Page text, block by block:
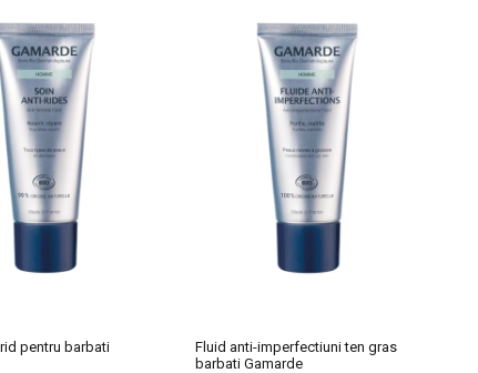
pentru barbati
Fluid anti-imperfectiuni ten gras
barbati Gamarde